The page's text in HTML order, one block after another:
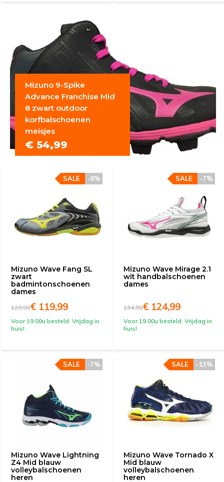
Mizuno 9-Spike
Advance Franchise Mid
8 zwart outdoor
korfbalschoenen
meisjes
€ 54,99
Mizuno Wave Fang SL
zwart
badmintonschoenen
dames
-8%
SALE
129,99€ 119,99
Voor 19.00u besteld. Vrijdag in
huis!
Mizuno Wave Mirage 2.1
wit handbalschoenen
dames
-7%
SALE
134,99€ 124,99
Voor 19.00u besteld. Vrijdag in
huis!
Mizuno Wave Lightning
Z4 Mid blauw
volleybalschoenen
heren
-7%
SALE
Mizuno Wave Tornado X
Mid blauw
volleybalschoenen
heren
-13%
SALE